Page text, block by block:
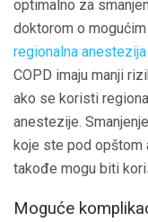
optimalno za
doktorom o
regionalna anestezija
COPD imaju manji
ako se koristi
anestezije.
koje ste pod opštom
takođe mogu biti
Moguće